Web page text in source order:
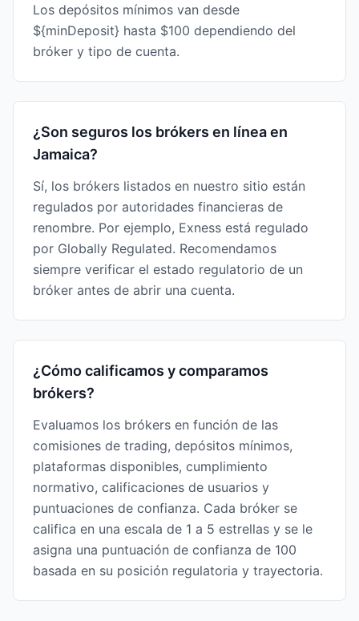
Los depósitos mínimos van desde
${minDeposit} hasta $100 dependiendo del
bróker y tipo de cuenta.
¿Son seguros los brókers en línea en
Jamaica?
Sí, los brókers listados en nuestro sitio están
regulados por autoridades financieras de
renombre. Por ejemplo, Exness está regulado
por Globally Regulated. Recomendamos
siempre verificar el estado regulatorio de un
bróker antes de abrir una cuenta.
¿Cómo calificamos y comparamos
brókers?
Evaluamos los brókers en función de las
comisiones de trading, depósitos mínimos,
plataformas disponibles, cumplimiento
normativo, calificaciones de usuarios y
puntuaciones de confianza. Cada bróker se
califica en una escala de 1 a 5 estrellas y se le
asigna una puntuación de confianza de 100
basada en su posición regulatoria y trayectoria.